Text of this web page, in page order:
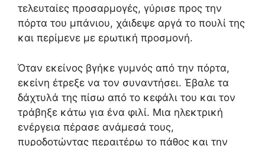
τελευταίες προσαρμογές, γύρισε προς την
πόρτα του μπάνιου, χάιδεψε αργά το πουλί της
και περίμενε με ερωτική προσμονή.
Όταν εκείνος βγήκε γυμνός από την πόρτα,
εκείνη έτρεξε να τον συναντήσει. Έβαλε τα
δάχτυλά της πίσω από το κεφάλι του και τον
τράβηξε κάτω για ένα φιλί. Μια ηλεκτρική
ενέργεια πέρασε ανάμεσά τους,
πυροδοτώντας περαιτέρω το πάθος και την